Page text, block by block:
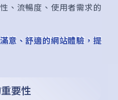
、流暢度、使用者需求的
意、舒適的網站體驗，提
要性